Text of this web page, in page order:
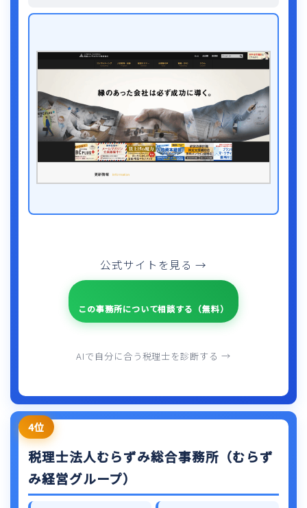
公式サイトを見る →
この事務所について相談する（無料）
AIで自分に合う税理士を診断する →
4位
税理士法人むらずみ総合事務所（むらず
み経営グループ）